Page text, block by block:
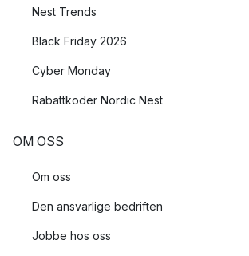
Nest Trends
Black Friday 2026
Cyber Monday
Rabattkoder Nordic Nest
OM OSS
Om oss
Den ansvarlige bedriften
Jobbe hos oss